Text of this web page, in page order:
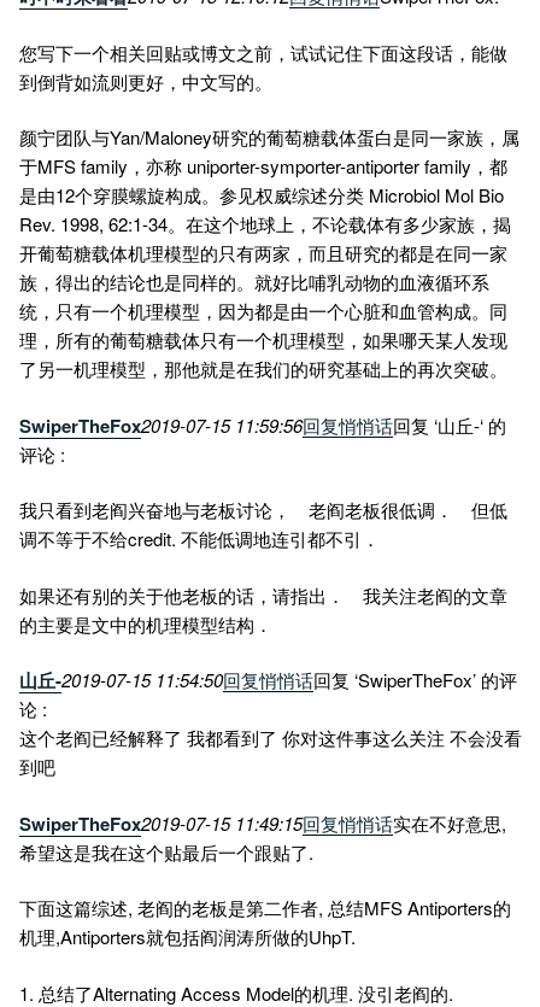
您写下一个相关回贴或博文之前，试试记住下面这段话，能做
到倒背如流则更好，中文写的。
颜宁团队与Yan/Maloney研究的葡萄糖载体蛋白是同一家族，属
于MFS family，亦称 uniporter-symporter-antiporter family，都
是由12个穿膜螺旋构成。参见权威综述分类 Microbiol Mol Bio
Rev. 1998, 62:1-34。在这个地球上，不论载体有多少家族，揭
开葡萄糖载体机理模型的只有两家，而且研究的都是在同一家
族，得出的结论也是同样的。就好比哺乳动物的血液循环系
统，只有一个机理模型，因为都是由一个心脏和血管构成。同
理，所有的葡萄糖载体只有一个机理模型，如果哪天某人发现
了另一机理模型，那他就是在我们的研究基础上的再次突破。
SwiperTheFox2019-07-15 11:59:56回复悄悄话回复 ‘山丘-‘ 的
评论 :
我只看到老阎兴奋地与老板讨论， 老阎老板很低调． 但低
调不等于不给credit. 不能低调地连引都不引．
如果还有别的关于他老板的话，请指出． 我关注老阎的文章
的主要是文中的机理模型结构．
山丘-2019-07-15 11:54:50回复悄悄话回复 ‘SwiperTheFox’ 的评
论 :
这个老阎已经解释了 我都看到了 你对这件事这么关注 不会没看
到吧
SwiperTheFox2019-07-15 11:49:15回复悄悄话实在不好意思,
希望这是我在这个贴最后一个跟贴了.
下面这篇综述, 老阎的老板是第二作者, 总结MFS Antiporters的
机理,Antiporters就包括阎润涛所做的UhpT.
1. 总结了Alternating Access Model的机理. 没引老阎的.